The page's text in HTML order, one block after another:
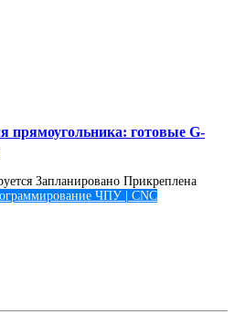
готовые G-
Запланировано Прикреплена
ЧПУ | CNC